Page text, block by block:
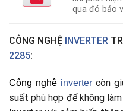
qua đó bảo
CÔNG NGHỆ INVERTER
2285:
Công nghệ inverter còn
suất phù hợp để không